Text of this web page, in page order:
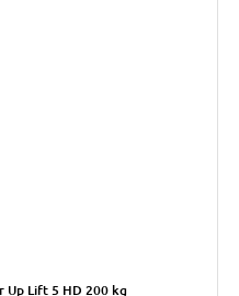
Up Lift 5 HD 200 kg